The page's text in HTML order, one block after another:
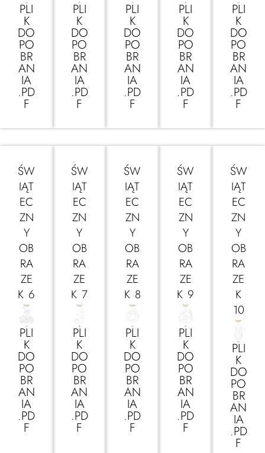
PLI
K
DO
PO
BR
AN
IA
.PD
F
PLI
K
DO
PO
BR
AN
IA
.PD
F
PLI
K
DO
PO
BR
AN
IA
.PD
F
PLI
K
DO
PO
BR
AN
IA
.PD
F
PLI
K
DO
PO
BR
AN
IA
.PD
F
ŚW
IĄT
EC
ZN
Y
OB
RA
ZE
K 6
PLI
K
DO
PO
BR
AN
IA
.PD
F
ŚW
IĄT
EC
ZN
Y
OB
RA
ZE
K 7
PLI
K
DO
PO
BR
AN
IA
.PD
F
ŚW
IĄT
EC
ZN
Y
OB
RA
ZE
K 8
PLI
K
DO
PO
BR
AN
IA
.PD
F
ŚW
IĄT
EC
ZN
Y
OB
RA
ZE
K 9
PLI
K
DO
PO
BR
AN
IA
.PD
F
ŚW
IĄT
EC
ZN
Y
OB
RA
ZE
K
10
PLI
K
DO
PO
BR
AN
IA
.PD
F